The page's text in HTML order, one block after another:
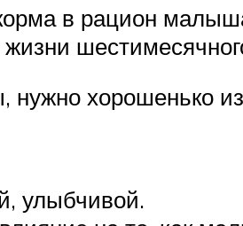
в рацион
нужно хорошенько
улыбчивой.